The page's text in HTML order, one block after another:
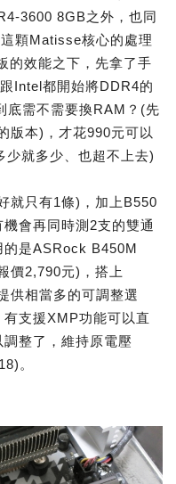
3600 8GB之外，也同
顆Matisse核心的處理
的效能之下，先拿了手
Intel都開始將DDR4的
底需不需要換RAM？(先
版本)，才花990元可以
少就多少、也超不上去)
就只有1條)，加上B550
會再同時測2支的雙通
的是ASRock B450M
價2,790元)，搭上
供相當多的可調整選
支援XMP功能可以直
整了，維持原電壓
。